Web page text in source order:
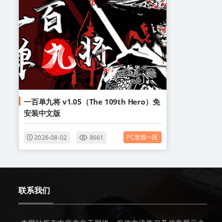
一百单九将 v1.05（The 109th Hero）免
安装中文版
2026-08-02 8661 PC游戏一区
联系我们